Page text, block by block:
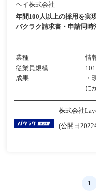
ヘイ株式会社
年間100人以上の採用を実
バクラク請求書・申請同時
業種
情
従業員規模
成果
・
に
株式会社
(公開日2022
1